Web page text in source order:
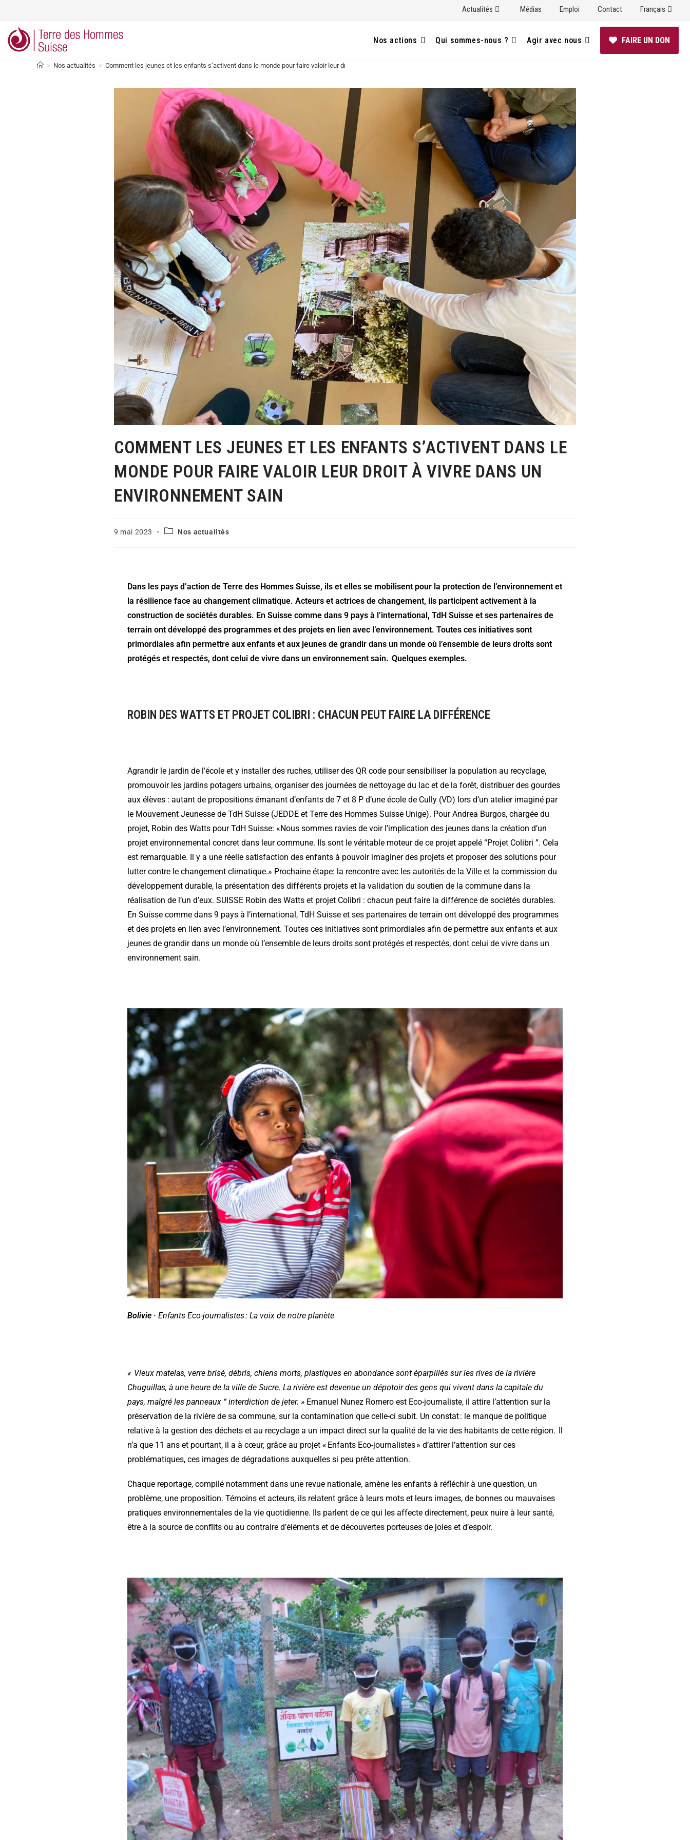
Actualités Médias Emploi Contact Français
Nos actions Qui sommes-nous ? Agir avec nous FAIRE UN DON
> Nos actualités > Comment les jeunes et les enfants s’activent dans le monde pour faire valoir leur droit à vivre dans un environnement sain
COMMENT LES JEUNES ET LES ENFANTS S’ACTIVENT DANS LE
MONDE POUR FAIRE VALOIR LEUR DROIT À VIVRE DANS UN
ENVIRONNEMENT SAIN
9 mai 2023 Nos actualités
Dans les pays d’action de Terre des Hommes Suisse, ils et elles se mobilisent pour la protection de l’environnement et
la résilience face au changement climatique. Acteurs et actrices de changement, ils participent activement à la
construction de sociétés durables. En Suisse comme dans 9 pays à l’international, TdH Suisse et ses partenaires de
terrain ont développé des programmes et des projets en lien avec l’environnement. Toutes ces initiatives sont
primordiales afin permettre aux enfants et aux jeunes de grandir dans un monde où l’ensemble de leurs droits sont
protégés et respectés, dont celui de vivre dans un environnement sain. Quelques exemples.
ROBIN DES WATTS ET PROJET COLIBRI : CHACUN PEUT FAIRE LA DIFFÉRENCE
Agrandir le jardin de l’école et y installer des ruches, utiliser des QR code pour sensibiliser la population au recyclage,
promouvoir les jardins potagers urbains, organiser des journées de nettoyage du lac et de la forêt, distribuer des gourdes
aux élèves : autant de propositions émanant d’enfants de 7 et 8 P d’une école de Cully (VD) lors d’un atelier imaginé par
le Mouvement Jeunesse de TdH Suisse (JEDDE et Terre des Hommes Suisse Unige). Pour Andrea Burgos, chargée du
projet, Robin des Watts pour TdH Suisse: «Nous sommes ravies de voir l’implication des jeunes dans la création d’un
projet environnemental concret dans leur commune. Ils sont le véritable moteur de ce projet appelé “Projet Colibri ”. Cela
est remarquable. Il y a une réelle satisfaction des enfants à pouvoir imaginer des projets et proposer des solutions pour
lutter contre le changement climatique.» Prochaine étape: la rencontre avec les autorités de la Ville et la commission du
développement durable, la présentation des différents projets et la validation du soutien de la commune dans la
réalisation de l’un d’eux. SUISSE Robin des Watts et projet Colibri : chacun peut faire la différence de sociétés durables.
En Suisse comme dans 9 pays à l’international, TdH Suisse et ses partenaires de terrain ont développé des programmes
et des projets en lien avec l’environnement. Toutes ces initiatives sont primordiales afin de permettre aux enfants et aux
jeunes de grandir dans un monde où l’ensemble de leurs droits sont protégés et respectés, dont celui de vivre dans un
environnement sain.
Bolivie · Enfants Eco-journalistes : La voix de notre planète
« Vieux matelas, verre brisé, débris, chiens morts, plastiques en abondance sont éparpillés sur les rives de la rivière
Chuguillas, à une heure de la ville de Sucre. La rivière est devenue un dépotoir des gens qui vivent dans la capitale du
pays, malgré les panneaux “ interdiction de jeter. » Emanuel Nunez Romero est Eco-journaliste, il attire l’attention sur la
préservation de la rivière de sa commune, sur la contamination que celle-ci subit. Un constat : le manque de politique
relative à la gestion des déchets et au recyclage a un impact direct sur la qualité de la vie des habitants de cette région. Il
n’a que 11 ans et pourtant, il a à cœur, grâce au projet « Enfants Eco-journalistes » d’attirer l’attention sur ces
problématiques, ces images de dégradations auxquelles si peu prête attention.
Chaque reportage, compilé notamment dans une revue nationale, amène les enfants à réfléchir à une question, un
problème, une proposition. Témoins et acteurs, ils relatent grâce à leurs mots et leurs images, de bonnes ou mauvaises
pratiques environnementales de la vie quotidienne. Ils parlent de ce qui les affecte directement, peux nuire à leur santé,
être à la source de conflits ou au contraire d’éléments et de découvertes porteuses de joies et d’espoir.